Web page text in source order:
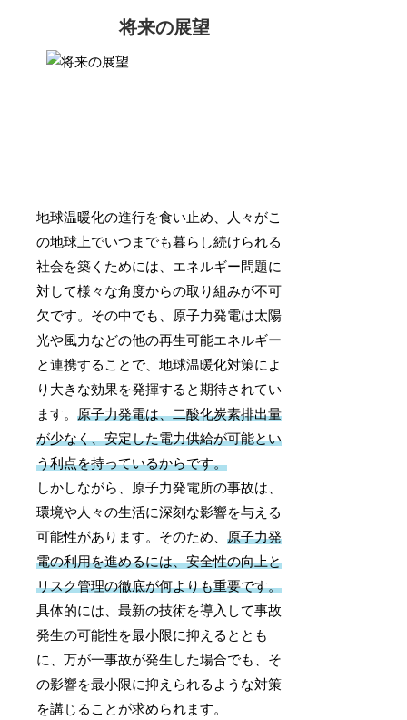
将来の展望
地球温暖化の進行を食い止め、人々がこ
の地球上でいつまでも暮らし続けられる
社会を築くためには、エネルギー問題に
対して様々な角度からの取り組みが不可
欠です。その中でも、原子力発電は太陽
光や風力などの他の再生可能エネルギー
と連携することで、地球温暖化対策によ
り大きな効果を発揮すると期待されてい
ます。原子力発電は、二酸化炭素排出量
が少なく、安定した電力供給が可能とい
う利点を持っているからです。
しかしながら、原子力発電所の事故は、
環境や人々の生活に深刻な影響を与える
可能性があります。そのため、原子力発
電の利用を進めるには、安全性の向上と
リスク管理の徹底が何よりも重要です。
具体的には、最新の技術を導入して事故
発生の可能性を最小限に抑えるととも
に、万が一事故が発生した場合でも、そ
の影響を最小限に抑えられるような対策
を講じることが求められます。